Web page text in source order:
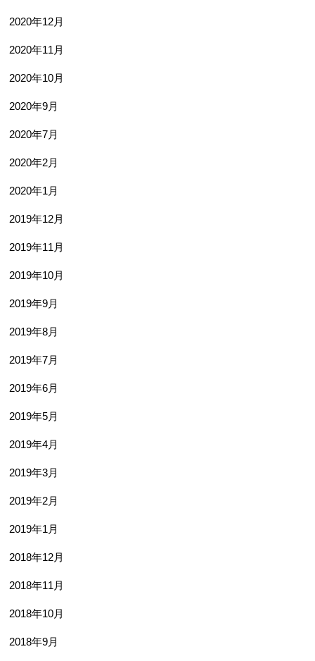
2020年12月
2020年11月
2020年10月
2020年9月
2020年7月
2020年2月
2020年1月
2019年12月
2019年11月
2019年10月
2019年9月
2019年8月
2019年7月
2019年6月
2019年5月
2019年4月
2019年3月
2019年2月
2019年1月
2018年12月
2018年11月
2018年10月
2018年9月